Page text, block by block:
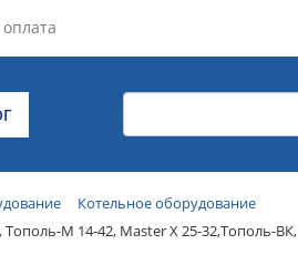
Котельное оборудование
М 14-42, Master X 25-32,Тополь-ВК,